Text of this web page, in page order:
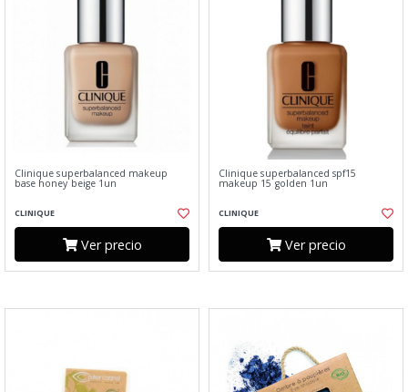
Clinique superbalanced makeup
base honey beige 1un
CLINIQUE
Ver precio
Clinique superbalanced spf15
makeup 15 golden 1un
CLINIQUE
Ver precio